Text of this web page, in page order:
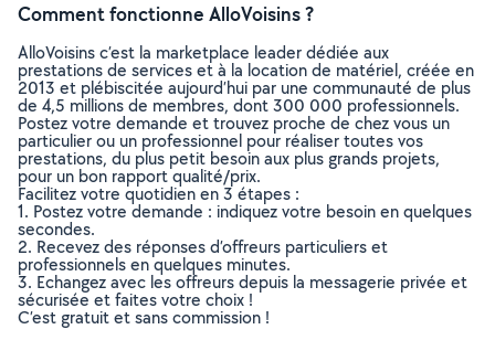
Comment fonctionne AlloVoisins ?
AlloVoisins c’est la marketplace leader dédiée aux
prestations de services et à la location de matériel, créée en
2013 et plébiscitée aujourd’hui par une communauté de plus
de 4,5 millions de membres, dont 300 000 professionnels.
Postez votre demande et trouvez proche de chez vous un
particulier ou un professionnel pour réaliser toutes vos
prestations, du plus petit besoin aux plus grands projets,
pour un bon rapport qualité/prix.
Facilitez votre quotidien en 3 étapes :
1. Postez votre demande : indiquez votre besoin en quelques
secondes.
2. Recevez des réponses d’offreurs particuliers et
professionnels en quelques minutes.
3. Echangez avec les offreurs depuis la messagerie privée et
sécurisée et faites votre choix !
C’est gratuit et sans commission !